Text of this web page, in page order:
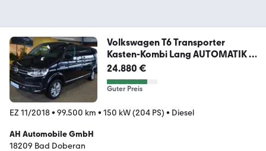
Volkswagen T6 Transporter
Kasten-Kombi Lang AUTOMATIK /
NAV
24.880 €
Guter Preis
EZ 11/2018• 99.500 km • 150 kW (204 PS) • Diesel
AH Automobile GmbH
18209 Bad Doberan